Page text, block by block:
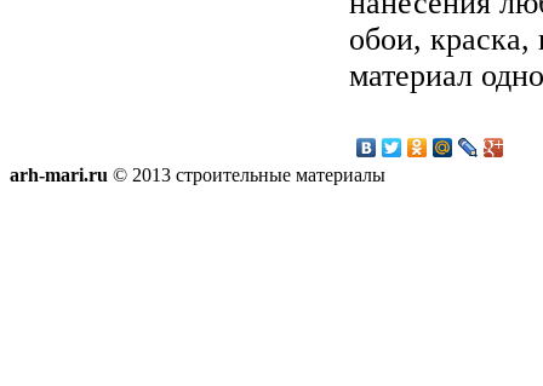
обои, краска,
материал
arh-mari.ru © 2013 строительные материалы